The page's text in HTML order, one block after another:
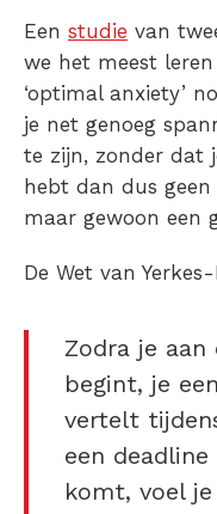
Een studie van
we het meest
‘optimal anxiety’
je net genoeg
te zijn, zonder dat
hebt dan dus
maar gewoon een
De Wet van
Zodra je aan
begint, je
vertelt
een
komt, voel